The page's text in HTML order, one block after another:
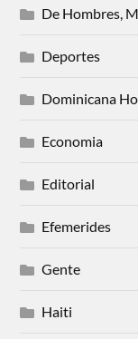
De Hombres,
Deportes
Dominicana
Economia
Editorial
Efemerides
Gente
Haiti